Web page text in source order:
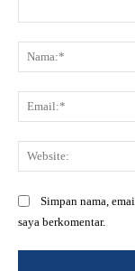
Simpan nama,
saya berkomentar.